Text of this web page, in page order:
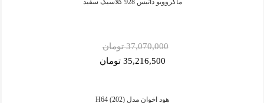
37,070,000 تومان
35,216,500 تومان
هود اخوان مدل H64 (202)